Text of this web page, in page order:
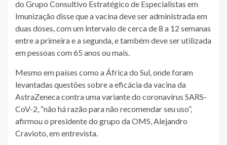
do Grupo Consultivo Estratégico de Especialistas em
Imunização disse que a vacina deve ser administrada em
duas doses, com um intervalo de cerca de 8 a 12 semanas
entre a primeira e a segunda, e também deve ser utilizada
em pessoas com 65 anos ou mais.
Mesmo em países como a África do Sul, onde foram
levantadas questões sobre a eficácia da vacina da
AstraZeneca contra uma variante do coronavírus SARS-
CoV-2, “não há razão para não recomendar seu uso”,
afirmou o presidente do grupo da OMS, Alejandro
Cravioto, em entrevista.